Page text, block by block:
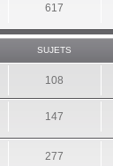
617
SUJETS
108
147
277